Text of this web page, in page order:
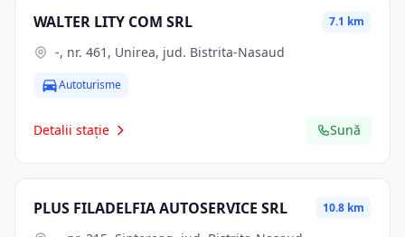
WALTER LITY COM SRL 7.1 km
-, nr. 461, Unirea, jud. Bistrita-Nasaud
Autoturisme
Detalii stație Sună
PLUS FILADELFIA AUTOSERVICE SRL 10.8 km